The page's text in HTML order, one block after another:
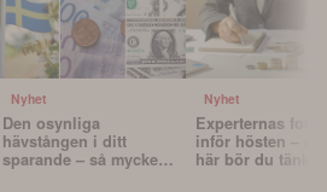
Nyhet
Den osynliga
hävstången i ditt
sparande – så mycket
Nyhet
Experternas
inför hösten –
här bör du tänka